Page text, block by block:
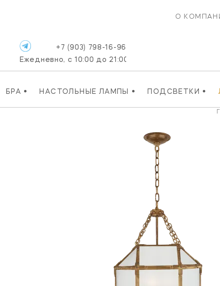
О
БРА • НАСТОЛЬНЫЕ ЛАМПЫ • ПОДСВЕТКИ •
+7 (903) 798-16-96
Ежедневно, с 10:00 до 21:00